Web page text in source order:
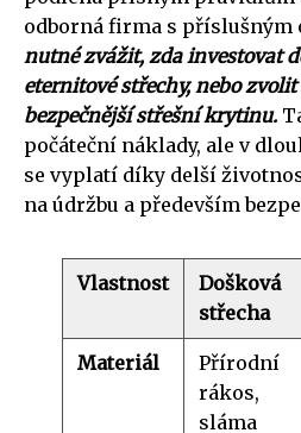
odborná firma s příslušným
nutné zvážit, zda investovat
eternitové střechy, nebo
bezpečnější střešní krytinu.
počáteční náklady, ale v
se vyplatí díky delší
na údržbu a především
Vlastnost
Došková
střecha
Materiál
Přírodní
rákos,
sláma